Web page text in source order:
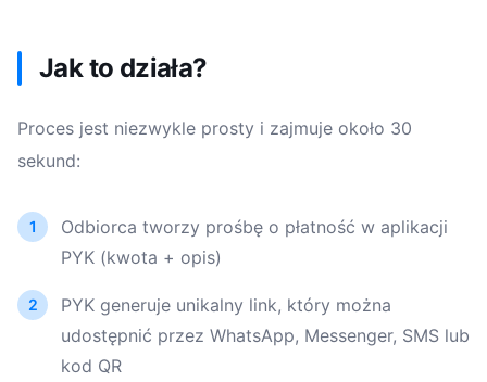
Jak to działa?
Proces jest niezwykle prosty i zajmuje około 30
sekund:
Odbiorca tworzy prośbę o płatność w aplikacji
PYK (kwota + opis)
PYK generuje unikalny link, który można
udostępnić przez WhatsApp, Messenger, SMS lub
kod QR